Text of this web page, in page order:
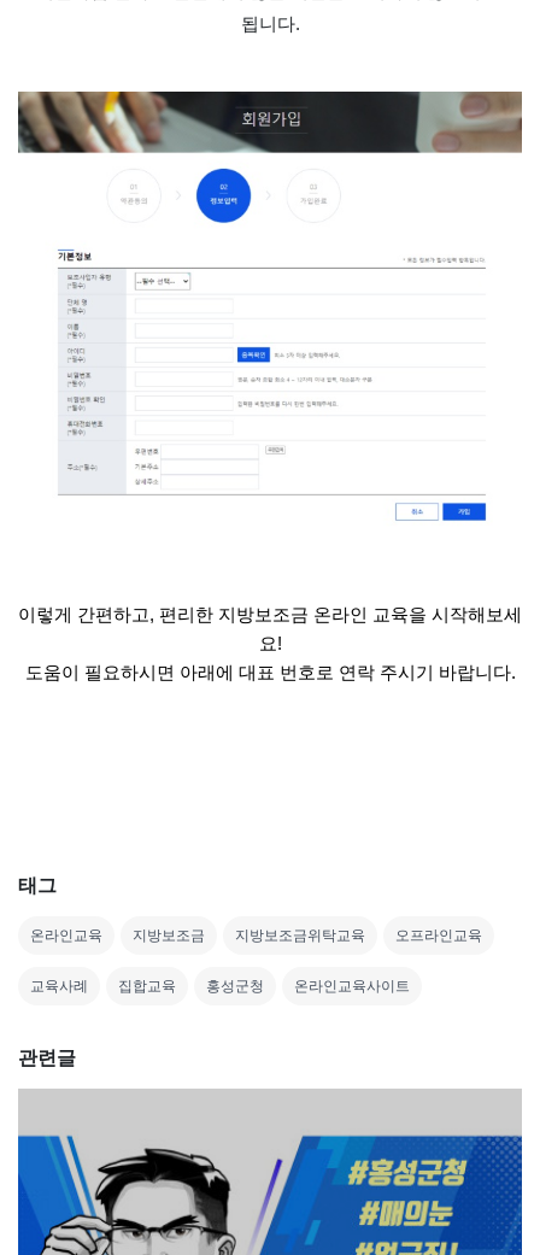
됩니다.
이렇게 간편하고, 편리한 지방보조금 온라인 교육을 시작해보세
요!
도움이 필요하시면 아래에 대표 번호로 연락 주시기 바랍니다.
태그
온라인교육 지방보조금 지방보조금위탁교육 오프라인교육
교육사례 집합교육 홍성군청 온라인교육사이트
관련글